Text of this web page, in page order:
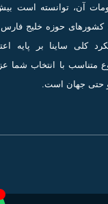
کشورهای حوزه خلیج فارس
کلی ساینا بر پایه
متناسب با انتخاب شما
حتی جهان است.